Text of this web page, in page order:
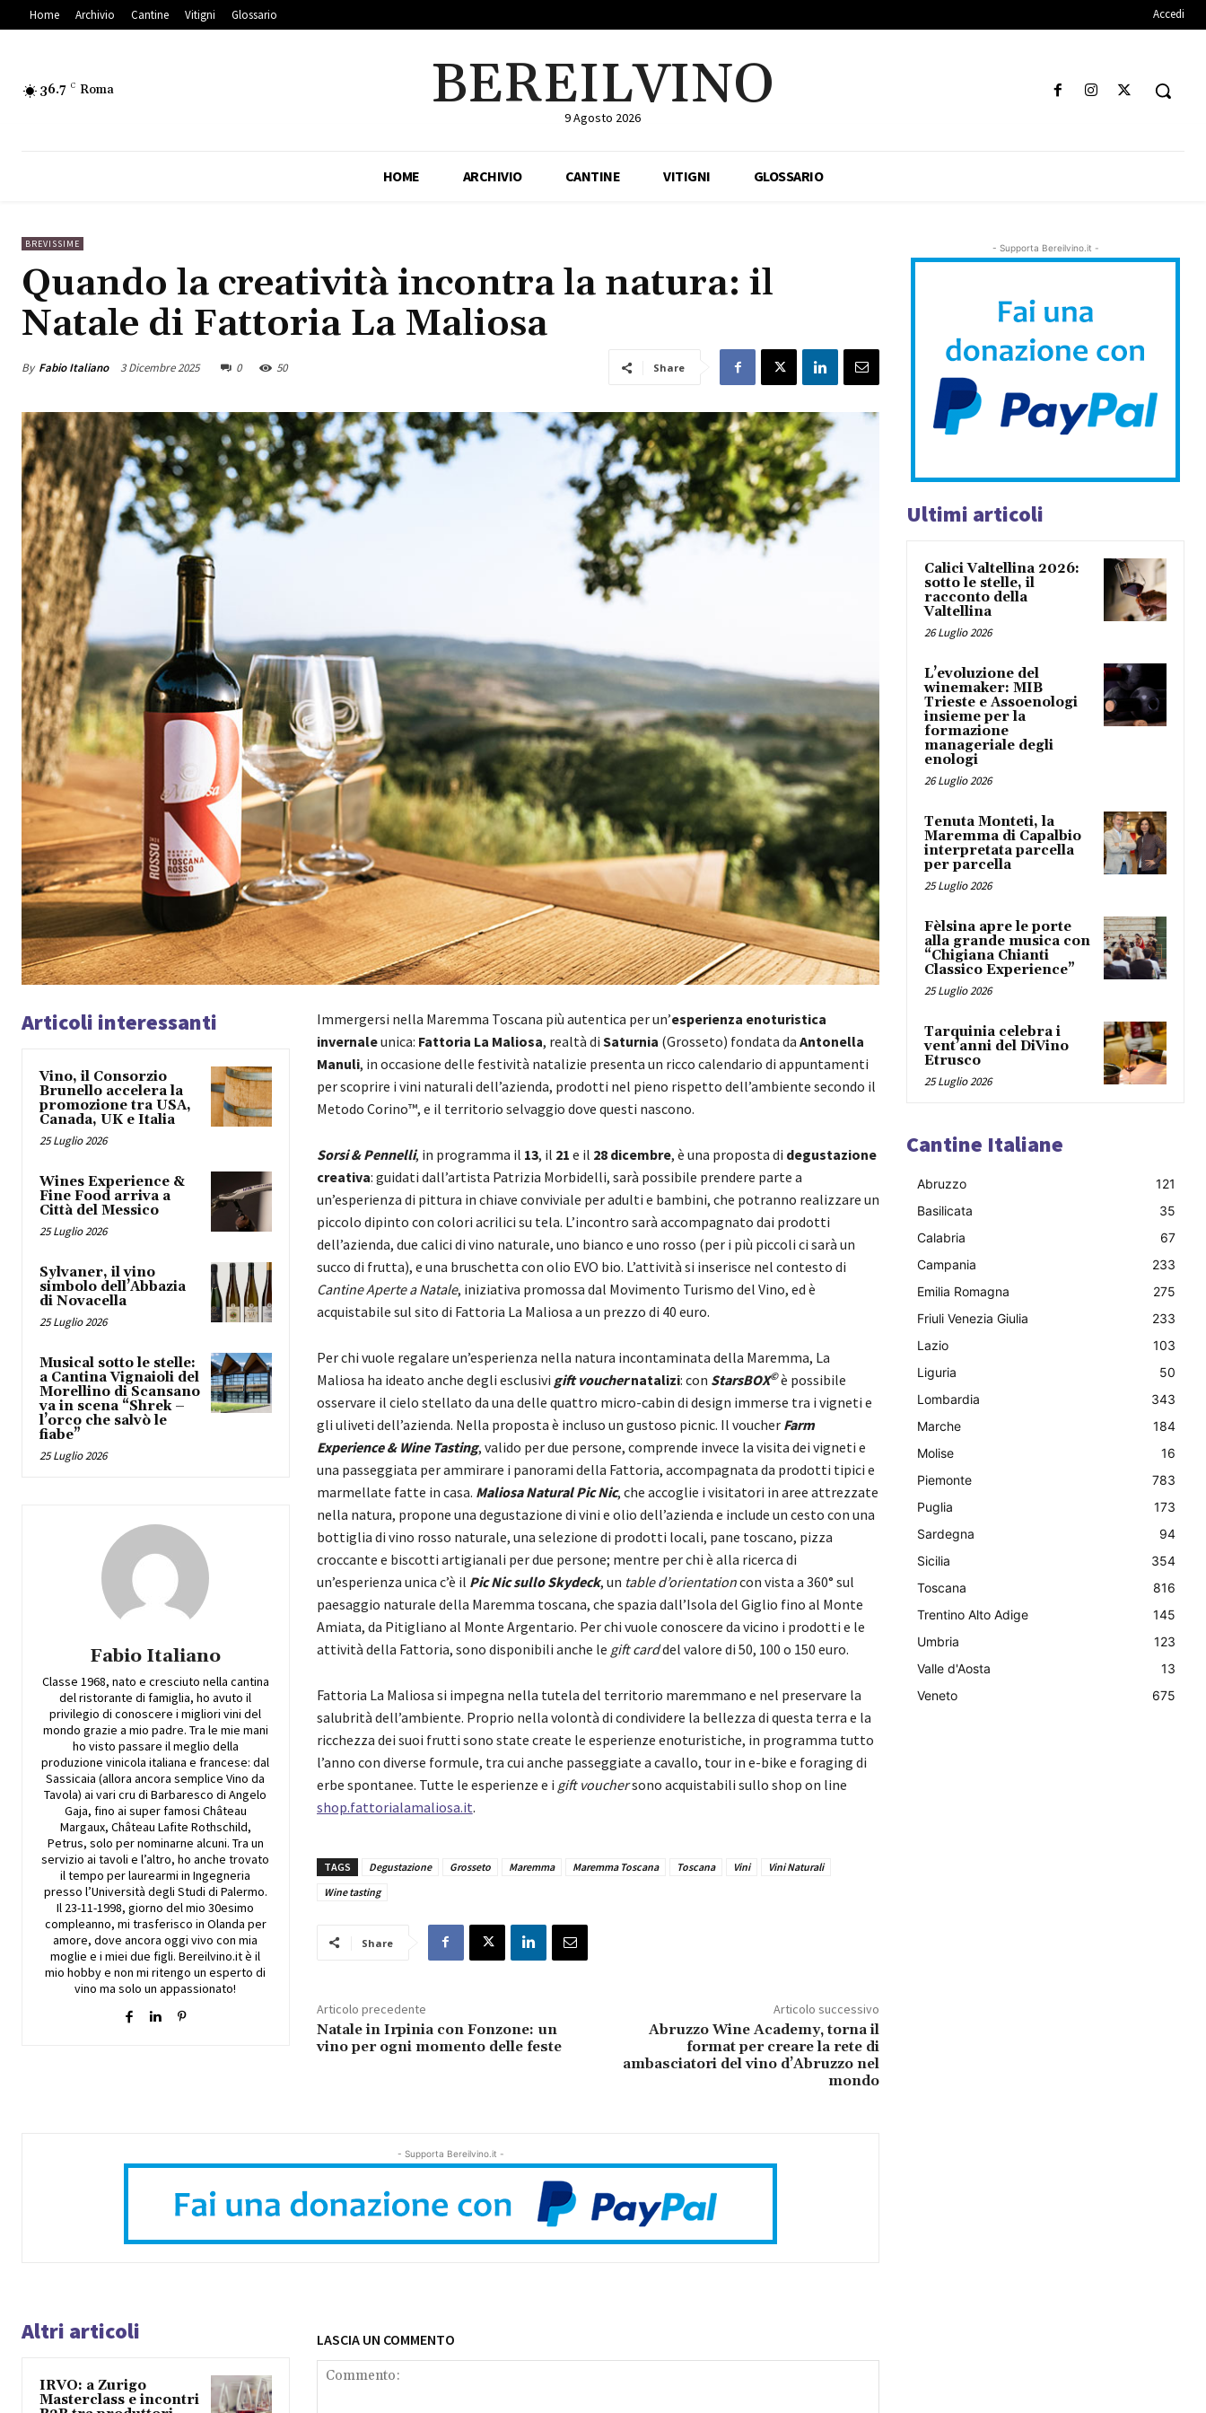
Home Archivio Cantine Vitigni Glossario Accedi
36.7 C Roma BEREILVINO
9 Agosto 2026
HOME ARCHIVIO CANTINE VITIGNI GLOSSARIO
BREVISSIME
Quando la creatività incontra la natura: il
Natale di Fattoria La Maliosa
By Fabio Italiano 3 Dicembre 2025 0 50 Share
Articoli interessanti
Vino, il Consorzio
Brunello accelera la
promozione tra USA,
Canada, UK e Italia
25 Luglio 2026
Wines Experience &
Fine Food arriva a
Città del Messico
25 Luglio 2026
Sylvaner, il vino
simbolo dell’Abbazia
di Novacella
25 Luglio 2026
Musical sotto le stelle:
a Cantina Vignaioli del
Morellino di Scansano
va in scena “Shrek –
l’orco che salvò le
fiabe”
25 Luglio 2026
Fabio Italiano
Classe 1968, nato e cresciuto nella cantina
del ristorante di famiglia, ho avuto il
privilegio di conoscere i migliori vini del
mondo grazie a mio padre. Tra le mie mani
ho visto passare il meglio della
produzione vinicola italiana e francese: dal
Sassicaia (allora ancora semplice Vino da
Tavola) ai vari cru di Barbaresco di Angelo
Gaja, fino ai super famosi Château
Margaux, Château Lafite Rothschild,
Petrus, solo per nominarne alcuni. Tra un
servizio ai tavoli e l’altro, ho anche trovato
il tempo per laurearmi in Ingegneria
presso l’Università degli Studi di Palermo.
Il 23-11-1998, giorno del mio 30esimo
compleanno, mi trasferisco in Olanda per
amore, dove ancora oggi vivo con mia
moglie e i miei due figli. Bereilvino.it è il
mio hobby e non mi ritengo un esperto di
vino ma solo un appassionato!
Immergersi nella Maremma Toscana più autentica per un’esperienza enoturistica
invernaleunica: Fattoria La Maliosa, realtà di Saturnia (Grosseto) fondata da Antonella
Manuli, in occasione delle festività natalizie presenta un ricco calendario di appuntamenti
per scoprire i vini naturali dell’azienda, prodotti nel pieno rispetto dell’ambiente secondo il
Metodo Corino™, e il territorio selvaggio dove questi nascono.
Sorsi & Pennelli, in programma il 13, il 21 e il 28 dicembre, è una proposta di degustazione
creativa: guidati dall’artista Patrizia Morbidelli, sarà possibile prendere parte a
un’esperienza di pittura in chiave conviviale per adulti e bambini, che potranno realizzare un
piccolo dipinto con colori acrilici su tela. L’incontro sarà accompagnato dai prodotti
dell’azienda, due calici di vino naturale, uno bianco e uno rosso (per i più piccoli ci sarà un
succo di frutta), e una bruschetta con olio EVO bio. L’attività si inserisce nel contesto di
Cantine Aperte a Natale, iniziativa promossa dal Movimento Turismo del Vino, ed è
acquistabile sul sito di Fattoria La Maliosa a un prezzo di 40 euro.
Per chi vuole regalare un’esperienza nella natura incontaminata della Maremma, La
Maliosa ha ideato anche degli esclusivi gift vouchernatalizi: con StarsBOX©è possibile
osservare il cielo stellato da una delle quattro micro-cabin di design immerse tra i vigneti e
gli uliveti dell’azienda. Nella proposta è incluso un gustoso picnic. Il voucher Farm
Experience & Wine Tasting, valido per due persone, comprende invece la visita dei vigneti e
una passeggiata per ammirare i panorami della Fattoria, accompagnata da prodotti tipici e
marmellate fatte in casa. Maliosa Natural Pic Nic, che accoglie i visitatori in aree attrezzate
nella natura, propone una degustazione di vini e olio dell’azienda e include un cesto con una
bottiglia di vino rosso naturale, una selezione di prodotti locali, pane toscano, pizza
croccante e biscotti artigianali per due persone; mentre per chi è alla ricerca di
un’esperienza unica c’è il Pic Nic sullo Skydeck, un table d’orientationcon vista a 360° sul
paesaggio naturale della Maremma toscana, che spazia dall’Isola del Giglio fino al Monte
Amiata, da Pitigliano al Monte Argentario. Per chi vuole conoscere da vicino i prodotti e le
attività della Fattoria, sono disponibili anche le gift carddel valore di 50, 100 o 150 euro.
Fattoria La Maliosa si impegna nella tutela del territorio maremmano e nel preservare la
salubrità dell’ambiente. Proprio nella volontà di condividere la bellezza di questa terra e la
ricchezza dei suoi frutti sono state create le esperienze enoturistiche, in programma tutto
l’anno con diverse formule, tra cui anche passeggiate a cavallo, tour in e-bike e foraging di
erbe spontanee. Tutte le esperienze e i gift vouchersono acquistabili sullo shop on line
shop.fattorialamaliosa.it.
TAGS Degustazione Grosseto Maremma Maremma Toscana Toscana Vini
Vini Naturali
Wine tasting
Share
Articolo precedente
Natale in Irpinia con Fonzone: un
vino per ogni momento delle feste
Articolo successivo
Abruzzo Wine Academy, torna il
format per creare la rete di
ambasciatori del vino d’Abruzzo nel
mondo
- Supporta Bereilvino.it -
Altri articoli
IRVO: a Zurigo
Masterclass e incontri
LASCIA UN COMMENTO
- Supporta Bereilvino.it -
Ultimi articoli
Calici Valtellina 2026:
sotto le stelle, il
racconto della
Valtellina
26 Luglio 2026
L’evoluzione del
winemaker: MIB
Trieste e Assoenologi
insieme per la
formazione
manageriale degli
enologi
26 Luglio 2026
Tenuta Monteti, la
Maremma di Capalbio
interpretata parcella
per parcella
25 Luglio 2026
Fèlsina apre le porte
alla grande musica con
“Chigiana Chianti
Classico Experience”
25 Luglio 2026
Tarquinia celebra i
vent’anni del DiVino
Etrusco
25 Luglio 2026
Cantine Italiane
Abruzzo
121
Basilicata
35
Calabria
67
Campania
233
Emilia Romagna
275
Friuli Venezia Giulia
233
Lazio
103
Liguria
50
Lombardia
343
Marche
184
Molise
16
Piemonte
783
Puglia
173
Sardegna
94
Sicilia
354
Toscana
816
Trentino Alto Adige
145
Umbria
123
Valle d'Aosta
13
Veneto
675